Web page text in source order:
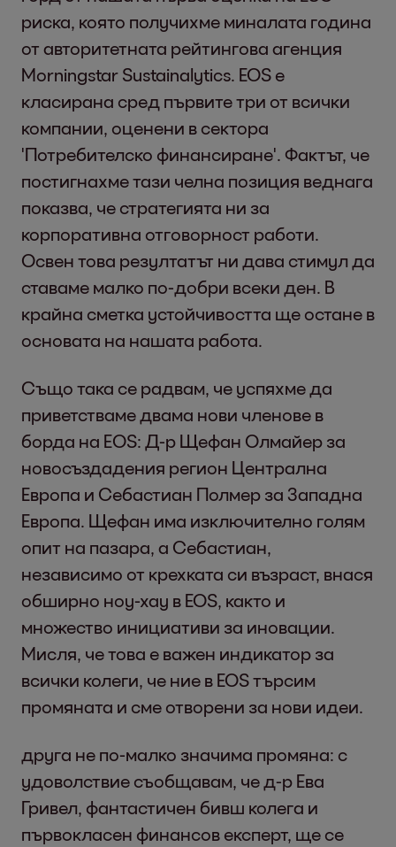
риска, която получихме миналата година
от авторитетната рейтингова агенция
Morningstar Sustainalytics. EOS е
класирана сред първите три от всички
компании, оценени в сектора
'Потребителско финансиране'. Фактът, че
постигнахме тази челна позиция веднага
показва, че стратегията ни за
корпоративна отговорност работи.
Освен това резултатът ни дава стимул да
ставаме малко по-добри всеки ден. В
крайна сметка устойчивостта ще остане в
основата на нашата работа.
Също така се радвам, че успяхме да
приветстваме двама нови членове в
борда на ЕOS: Д-р Щефан Олмайер за
новосъздадения регион Централна
Европа и Себастиан Полмер за Западна
Европа. Щефан има изключително голям
опит на пазара, а Себастиан,
независимо от крехката си възраст, внася
обширно ноу-хау в EOS, както и
множество инициативи за иновации.
Мисля, че това е важен индикатор за
всички колеги, че ние в EOS търсим
промяната и сме отворени за нови идеи.
друга не по-малко значима промяна: с
удоволствие съобщавам, че д-р Ева
Гривел, фантастичен бивш колега и
първокласен финансов експерт, ще се